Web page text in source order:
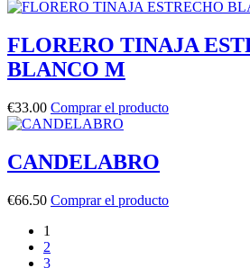
FLORERO TINAJA
BLANCO M
€33.00 Comprar el producto
CANDELABRO
€66.50 Comprar el producto
1
2
3